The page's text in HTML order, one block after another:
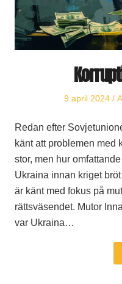
Publicerat
9 april 2024
Redan efter
känt att problemen med
stor, men hur
Ukraina innan kriget
är känt med fokus på
rättsväsendet. Mutor
var Ukraina…